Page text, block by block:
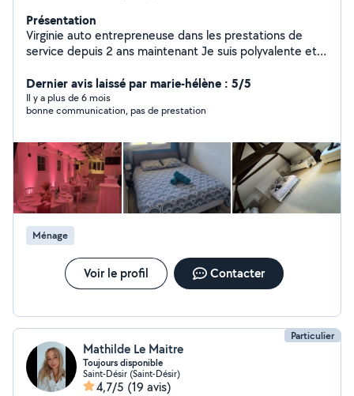
Présentation
Virginie auto entrepreneuse dans les prestations de
service depuis 2 ans maintenant Je suis polyvalente et à
Dernier avis laissé par marie-hélène : 5/5
Il y a plus de 6 mois
bonne communication, pas de prestation
Ménage
Voir le profil Contacter
Particulier
Mathilde Le Maitre
Toujours disponible
Saint-Désir (Saint-Désir)
4,7/5 (19 avis)